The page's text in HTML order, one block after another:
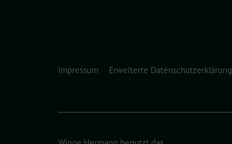
Impressum Erweiterte Datenschutzerklärung